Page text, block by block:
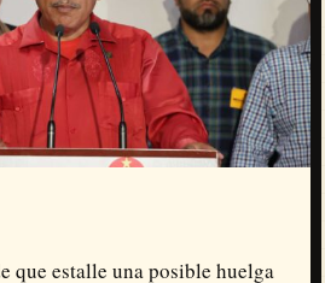
que estalle una posible huelga